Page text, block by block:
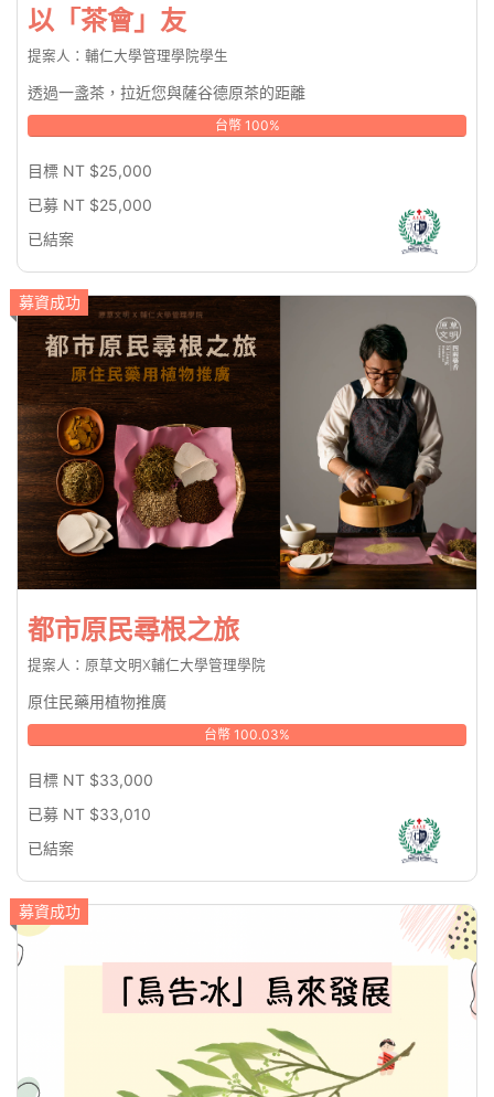
以「茶會」友
提案人：輔仁大學管理學院學生
透過一盞茶，拉近您與薩谷德原茶的距離
台幣 100%
目標 NT $25,000
已募 NT $25,000
已結案
募資成功
都市原民尋根之旅
提案人：原草文明X輔仁大學管理學院
原住民藥用植物推廣
台幣 100.03%
目標 NT $33,000
已募 NT $33,010
已結案
募資成功